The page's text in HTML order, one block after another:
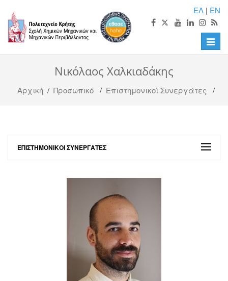
ΕΛ | EN
Toggle
Nικόλαος Χαλκιαδάκης
Αρχική/ Προσωπικό/ Επιστημονικοί Συνεργάτες /
ΕΠΙΣΤΗΜΟΝΙΚΟΊ ΣΥΝΕΡΓΆΤΕΣ